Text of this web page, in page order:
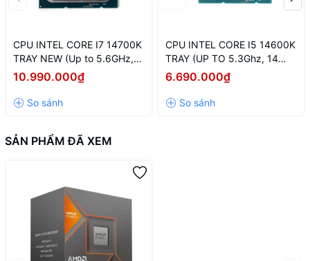
CPU INTEL CORE I7 14700K
TRAY NEW (Up to 5.6GHz,
20 Nhân 28 Luồng, 33MB
Cache, 125W) - Socket Intel
LGA 1700/Raptor Lake)
10.990.000₫
CPU INTEL CORE I5 14600K
TRAY (UP TO 5.3Ghz, 14
NHÂN 20 LUỒNG, 24MB
CACHE, 125W) - Socket Intel
LGA 1700/RAPTOR LAKE
6.690.000₫
SẢN PHẨM ĐÃ XEM